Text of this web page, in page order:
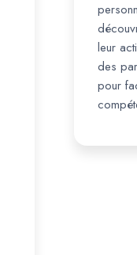
leur
des
pour